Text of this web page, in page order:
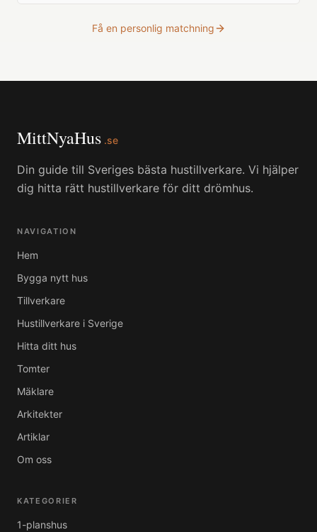
Få en personlig matchning
MittNyaHus .se
Din guide till Sveriges bästa hustillverkare. Vi hjälper
dig hitta rätt hustillverkare för ditt drömhus.
NAVIGATION
Hem
Bygga nytt hus
Tillverkare
Hustillverkare i Sverige
Hitta ditt hus
Tomter
Mäklare
Arkitekter
Artiklar
Om oss
KATEGORIER
1-planshus